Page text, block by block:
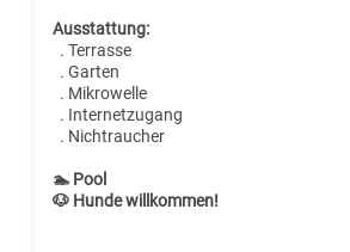
Ausstattung:
. Terrasse
. Garten
. Mikrowelle
. Internetzugang
. Nichtraucher
🏊 Pool
🐶 Hunde willkommen!